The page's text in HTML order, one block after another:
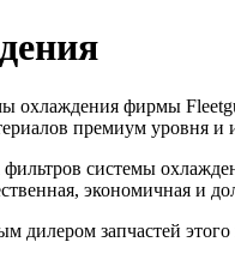
фирмы
премиум
системы
экономичная и
дилером запчастей